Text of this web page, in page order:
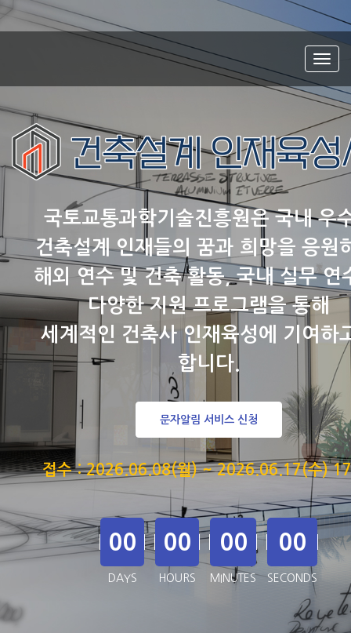
국토교통과학기술진흥원은 국내 우
건축설계 인재들의 꿈과 희망을 응원
해외 연수 및 건축 활동, 국내 실무 연
다양한 지원 프로그램을 통해
세계적인 건축사 인재육성에 기여하
합니다.
문자알림 서비스 신청
접수 : 2026.06.08(월) ~ 2026.06.17(수)
00
DAYS
00
HOURS
00
MINUTES
00
SECONDS